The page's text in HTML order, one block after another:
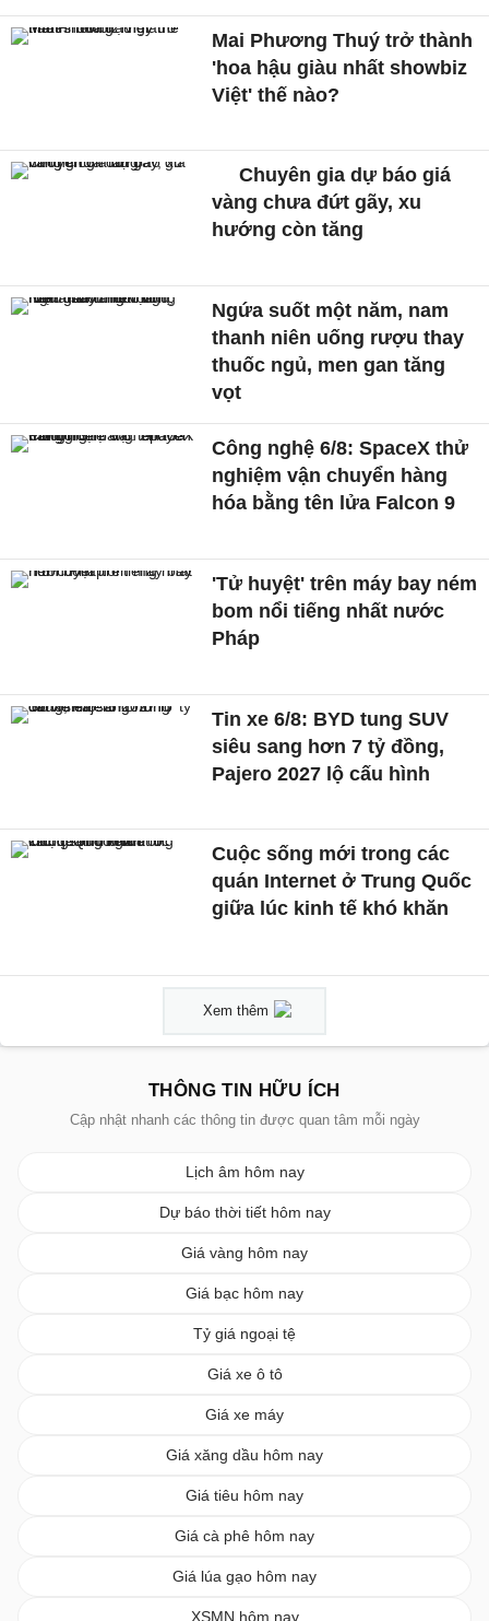
Mai Phương Thuý trở thành
'hoa hậu giàu nhất showbiz
Việt' thế nào?
Chuyên gia dự báo giá
vàng chưa đứt gãy, xu
hướng còn tăng
Ngứa suốt một năm, nam
thanh niên uống rượu thay
thuốc ngủ, men gan tăng
vọt
Công nghệ 6/8: SpaceX thử
nghiệm vận chuyển hàng
hóa bằng tên lửa Falcon 9
'Tử huyệt' trên máy bay ném
bom nổi tiếng nhất nước
Pháp
Tin xe 6/8: BYD tung SUV
siêu sang hơn 7 tỷ đồng,
Pajero 2027 lộ cấu hình
Cuộc sống mới trong các
quán Internet ở Trung Quốc
giữa lúc kinh tế khó khăn
Xem thêm
THÔNG TIN HỮU ÍCH
Cập nhật nhanh các thông tin được quan tâm mỗi ngày
Lịch âm hôm nay
Dự báo thời tiết hôm nay
Giá vàng hôm nay
Giá bạc hôm nay
Tỷ giá ngoại tệ
Giá xe ô tô
Giá xe máy
Giá xăng dầu hôm nay
Giá tiêu hôm nay
Giá cà phê hôm nay
Giá lúa gạo hôm nay
XSMN hôm nay